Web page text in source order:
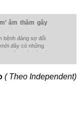
âm thầm gây
bệnh đáng sợ đối
đây có những
lăn khử mùi có
( Theo Independent)